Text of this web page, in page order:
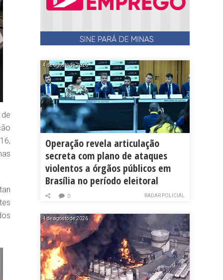
4 de agosto de 2026
Operação revela articulação
secreta com plano de ataques
violentos a órgãos públicos em
Brasília no período eleitoral
RADAR POLICIAL
0
4 de agosto de 2026